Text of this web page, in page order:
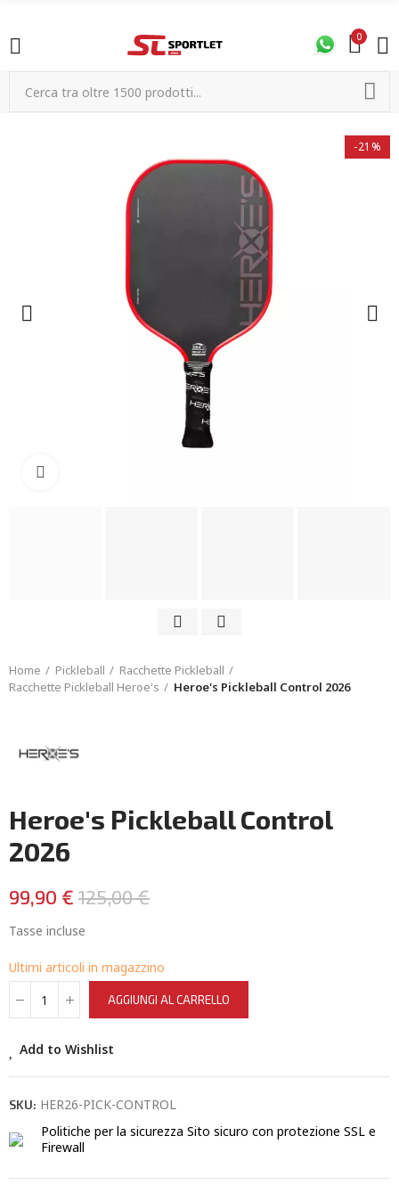
0
-21%
Home Pickleball
Racchette Pickleball
Racchette Pickleball Heroe's
Heroe's Pickleball Control 2026
Heroe's Pickleball Control
2026
99,90 € 125,00 €
Tasse incluse
Ultimi articoli in magazzino
AGGIUNGI AL CARRELLO
Add to Wishlist
SKU: HER26-PICK-CONTROL
Politiche per la sicurezza Sito sicuro con protezione SSL e
Firewall